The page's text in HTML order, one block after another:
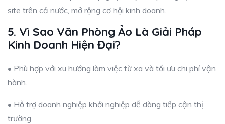
site trên cả nước, mở rộng cơ hội kinh doanh.
5. Vì Sao Văn Phòng Ảo Là Giải Pháp
Kinh Doanh Hiện Đại?
• Phù hợp với xu hướng làm việc từ xa và tối ưu chi phí vận
hành.
• Hỗ trợ doanh nghiệp khởi nghiệp dễ dàng tiếp cận thị
trường.